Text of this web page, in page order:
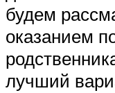
будем
оказанием
лучший